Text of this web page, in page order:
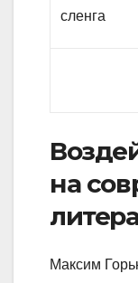
сленга
на
Максим